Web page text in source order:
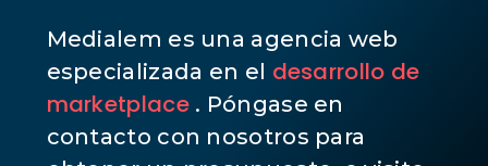
Medialem es una agencia web
especializada en el desarrollo de
marketplace . Póngase en
contacto con nosotros para